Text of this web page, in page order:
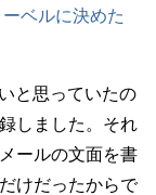
ベルに決めた
と思っていたの
しました。それ
ールの文面を書
けだったからで